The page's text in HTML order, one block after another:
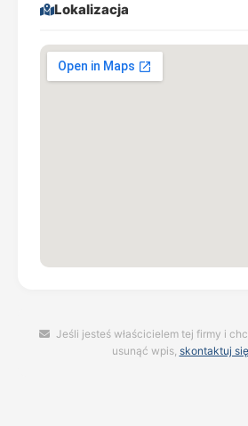
Lokalizacja
Jeśli jesteś właścicielem tej firmy i
usunąć wpis, skontaktuj